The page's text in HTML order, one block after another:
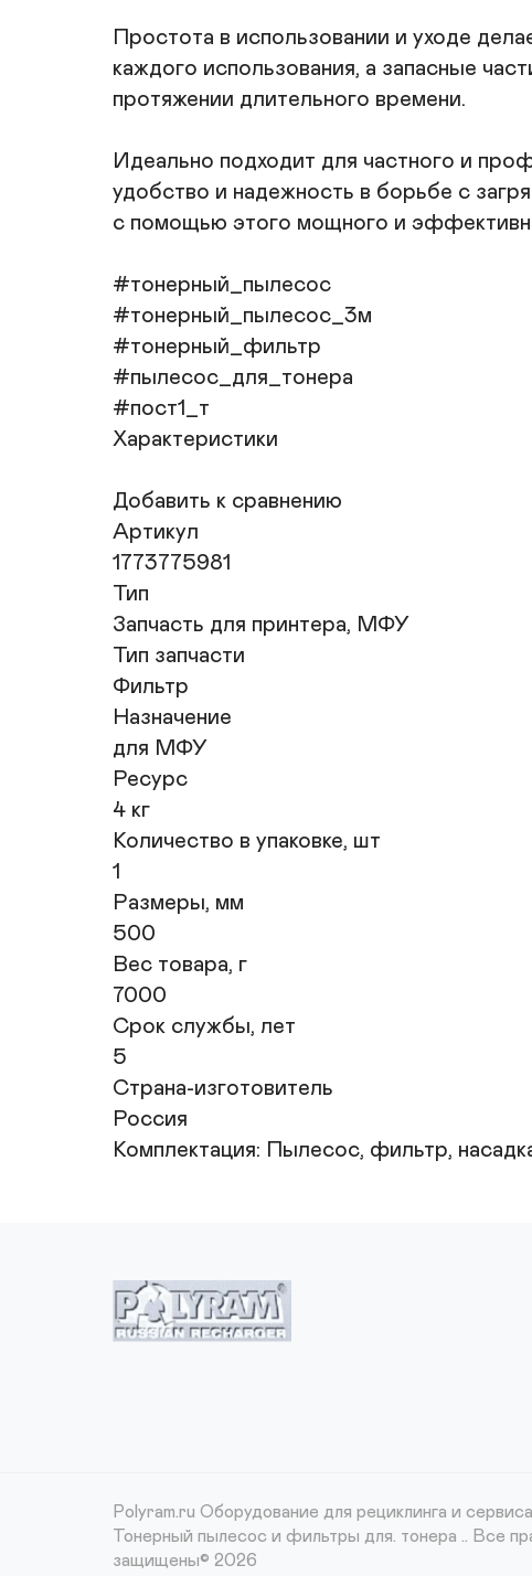
Простота в использовании и уходе
каждого использования, а запасные
протяжении длительного времени.
Идеально подходит для частного и
удобство и надежность в борьбе с
с помощью этого мощного и
#тонерный_пылесос
#тонерный_пылесос_3м
#тонерный_фильтр
#пылесос_для_тонера
#пост1_т
Характеристики
Добавить к сравнению
Артикул
1773775981
Тип
Запчасть для принтера, МФУ
Тип запчасти
Фильтр
Назначение
для МФУ
Ресурс
4 кг
Количество в упаковке, шт
1
Размеры, мм
500
Вес товара, г
7000
Срок службы, лет
5
Страна-изготовитель
Россия
Комплектация: Пылесос, фильтр,
Polyram.ru Оборудование для рециклинга и
Тонерный пылесос и фильтры для. тонера .. Все
защищены© 2026